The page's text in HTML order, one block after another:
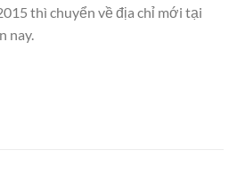
thì chuyển về địa chỉ mới tại
nay.